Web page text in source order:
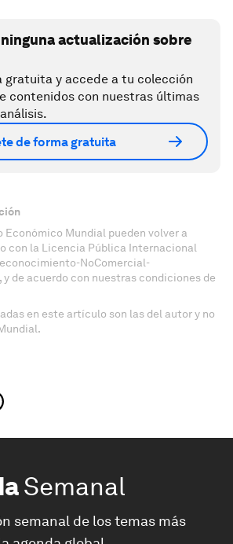
actualización sobre
gratuita y accede a tu colección
contenidos con nuestras últimas
de forma gratuita
Económico Mundial pueden volver a
con la Licencia Pública Internacional
NoComercial-
y de acuerdo con nuestras condiciones de
en este artículo son las del autor y no
Semanal
semanal de los temas más